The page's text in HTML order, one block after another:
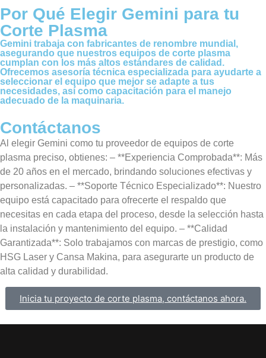
Por Qué Elegir Gemini para tu
Corte Plasma
Gemini trabaja con fabricantes de renombre mundial,
asegurando que nuestros equipos de corte plasma
cumplan con los más altos estándares de calidad.
Ofrecemos asesoría técnica especializada para ayudarte a
seleccionar el equipo que mejor se adapte a tus
necesidades, así como capacitación para el manejo
adecuado de la maquinaria.
Contáctanos
Al elegir Gemini como tu proveedor de equipos de corte
plasma preciso, obtienes: – **Experiencia Comprobada**: Más
de 20 años en el mercado, brindando soluciones efectivas y
personalizadas. – **Soporte Técnico Especializado**: Nuestro
equipo está capacitado para ofrecerte el respaldo que
necesitas en cada etapa del proceso, desde la selección hasta
la instalación y mantenimiento del equipo. – **Calidad
Garantizada**: Solo trabajamos con marcas de prestigio, como
HSG Laser y Cansa Makina, para asegurarte un producto de
alta calidad y durabilidad.
Inicia tu proyecto de corte plasma, contáctanos ahora.